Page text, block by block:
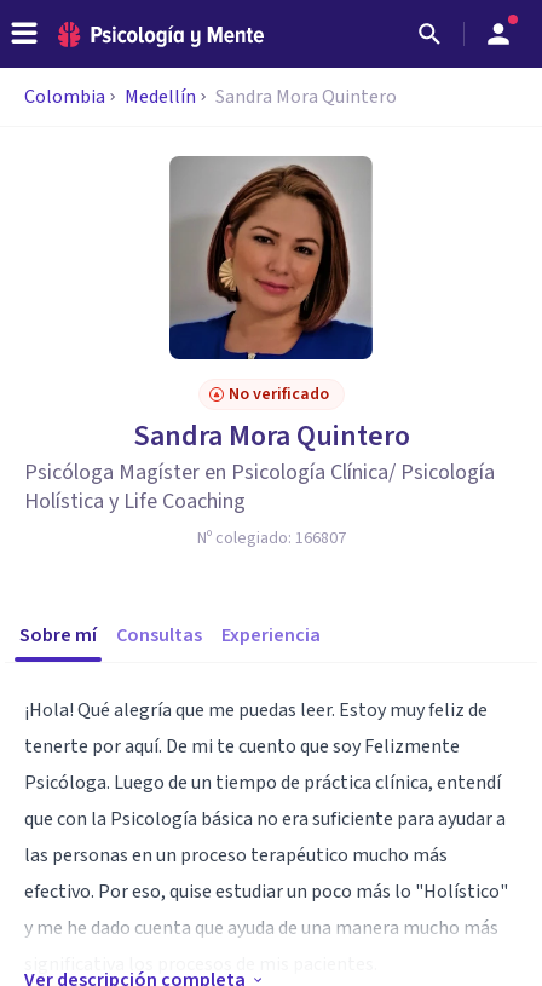
Colombia Medellín Sandra Mora Quintero
No verificado
Sandra Mora Quintero
Psicóloga Magíster en Psicología Clínica/ Psicología
Holística y Life Coaching
Nº colegiado: 166807
Sobre mí Consultas Experiencia
¡Hola! Qué alegría que me puedas leer. Estoy muy feliz de
tenerte por aquí. De mi te cuento que soy Felizmente
Psicóloga. Luego de un tiempo de práctica clínica, entendí
que con la Psicología básica no era suficiente para ayudar a
las personas en un proceso terapéutico mucho más
efectivo. Por eso, quise estudiar un poco más lo "Holístico"
y me he dado cuenta que ayuda de una manera mucho más
Ver descripción completa